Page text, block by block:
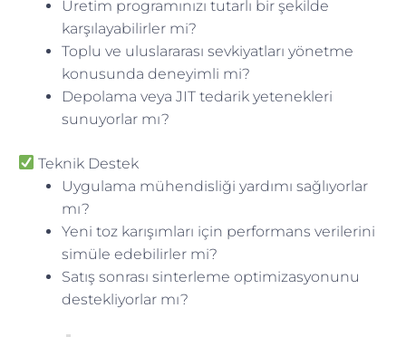
Üretim programınızı tutarlı bir şekilde
karşılayabilirler mi?
Toplu ve uluslararası sevkiyatları yönetme
konusunda deneyimli mi?
Depolama veya JIT tedarik yetenekleri
sunuyorlar mı?
Teknik Destek
Uygulama mühendisliği yardımı sağlıyorlar
mı?
Yeni toz karışımları için performans verilerini
simüle edebilirler mi?
Satış sonrası sinterleme optimizasyonunu
destekliyorlar mı?